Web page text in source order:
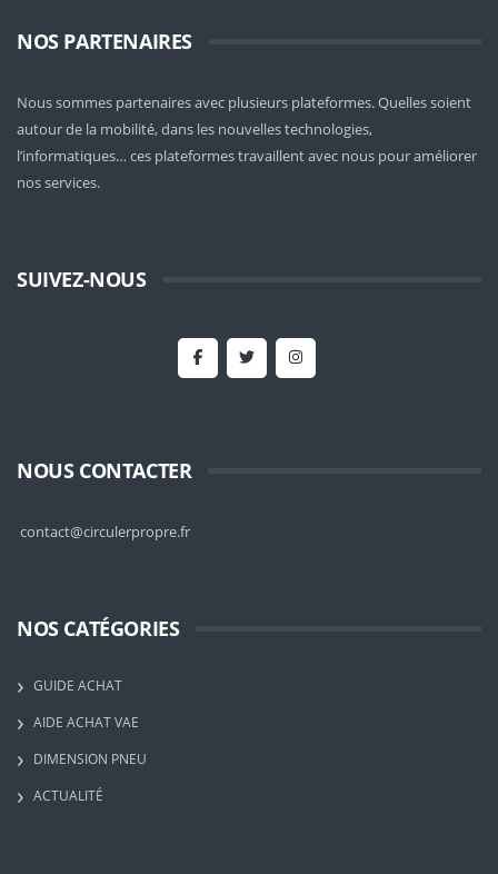
NOS PARTENAIRES
Nous sommes partenaires avec plusieurs plateformes. Quelles soient
autour de la mobilité, dans les nouvelles technologies,
l’informatiques… ces plateformes travaillent avec nous pour améliorer
nos services.
SUIVEZ-NOUS
NOUS CONTACTER
contact@circulerpropre.fr
NOS CATÉGORIES
GUIDE ACHAT
AIDE ACHAT VAE
DIMENSION PNEU
ACTUALITÉ